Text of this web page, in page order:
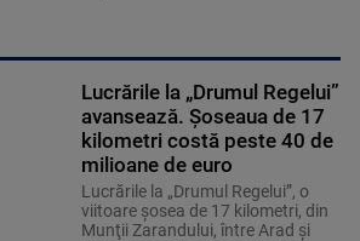
Lucrările la „Drumul Regelui”
avansează. Șoseaua de 17
kilometri costă peste 40 de
milioane de euro
Lucrările la „Drumul Regelui”, o
viitoare şosea de 17 kilometri, din
Munţii Zarandului, între Arad şi